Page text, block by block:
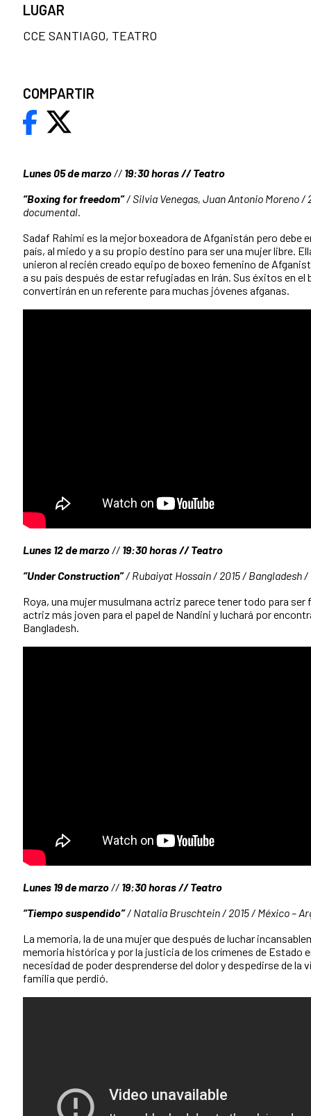
Lunes 05 de marzo // 19:30 horas // Teatro
“Boxing for freedom”/ Silvia Venegas, Juan Antonio Moreno /
documental.
Sadaf Rahimi es la mejor boxeadora de Afganistán pero debe
país, al miedo y a su propio destino para ser una mujer libre.
unieron al recién creado equipo de boxeo femenino de
a su país después de estar refugiadas en Irán. Sus éxitos en el
convertirán en un referente para muchas jóvenes afganas.
Lunes 12 de marzo // 19:30 horas // Teatro
“Under Construction”/ Rubaiyat Hossain / 2015 / Bangladesh
Roya, una mujer musulmana actriz parece tener todo para ser
actriz más joven para el papel de Nandini y luchará por
Bangladesh.
Lunes 19 de marzo // 19:30 horas // Teatro
“Tiempo suspendido”/ Natalia Bruschtein / 2015 / México –
La memoria, la de una mujer que después de luchar
memoria histórica y por la justicia de los crímenes de Estado
necesidad de poder desprenderse del dolor y despedirse de la
familia que perdió.
LUGAR
CCE SANTIAGO, TEATRO
COMPARTIR